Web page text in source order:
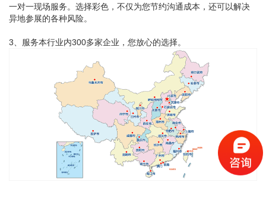
一对一现场服务。选择彩色，不仅为您节约沟通成本，还可以解决
异地参展的各种风险。
3、服务本行业内300多家企业，您放心的选择。